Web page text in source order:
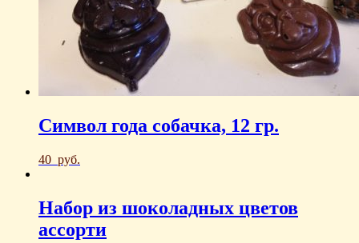
Символ года собачка, 12 гр.
40 руб.
Набор из шоколадных цветов
ассорти